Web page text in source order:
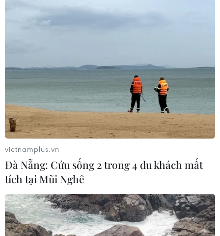
vietnamplus.vn
Đà Nẵng: Cứu sống 2 trong 4 du khách mất
tích tại Mũi Nghê